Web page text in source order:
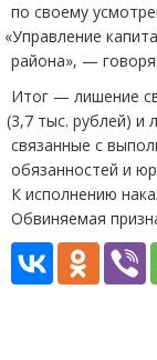
по своему
«Управление
района», —
Итог — лишение
(3,7 тыс. рублей) и
связанные с
обязанностей и
К исполнению
Обвиняемая